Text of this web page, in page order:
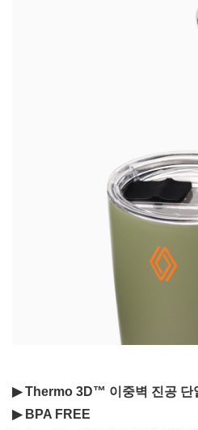
▶ Thermo 3D™ 이중벽 진공 단
▶BPA FREE